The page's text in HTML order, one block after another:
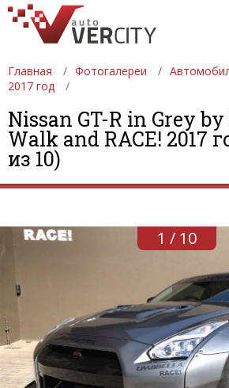
Главная Фотогалереи
2017 год
Nissan GT-R in Grey
Walk and RACE! 2017
из 10)
ФОТОГАЛЕРЕИ
АВТОСАЛОНЫ
1 / 10